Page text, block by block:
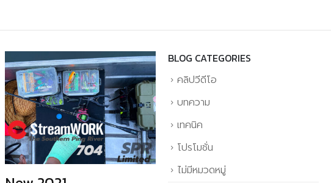
BLOG CATEGORIES
คลิปวีดีโอ
บทความ
เทคนิค
โปรโมชั่น
ไม่มีหมวดหมู่